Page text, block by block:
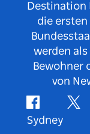
Destination
die ersten
werden
Bewohner
von
Facebook
Sydney